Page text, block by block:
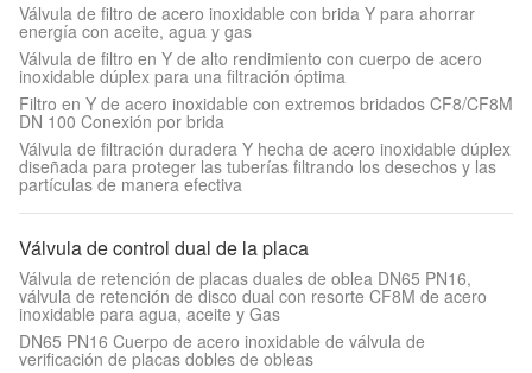
Válvula de filtro de acero inoxidable con brida Y para ahorrar
energía con aceite, agua y gas
Válvula de filtro en Y de alto rendimiento con cuerpo de acero
inoxidable dúplex para una filtración óptima
Filtro en Y de acero inoxidable con extremos bridados CF8/CF8M
DN 100 Conexión por brida
Válvula de filtración duradera Y hecha de acero inoxidable dúplex
diseñada para proteger las tuberías filtrando los desechos y las
partículas de manera efectiva
Válvula de control dual de la placa
Válvula de retención de placas duales de oblea DN65 PN16,
válvula de retención de disco dual con resorte CF8M de acero
inoxidable para agua, aceite y Gas
DN65 PN16 Cuerpo de acero inoxidable de válvula de
verificación de placas dobles de obleas